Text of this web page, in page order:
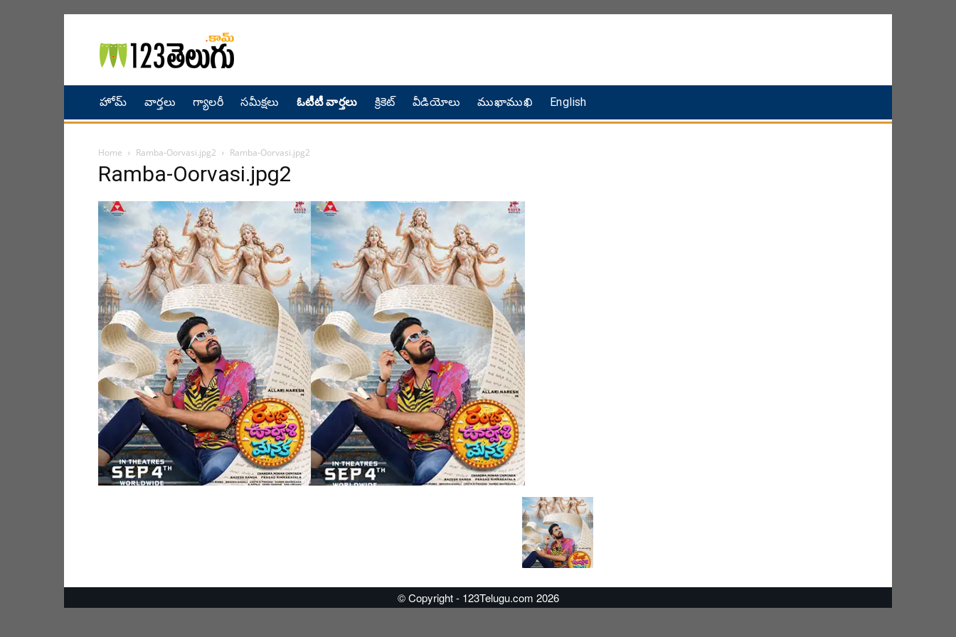
హోమ్ వార్తలు గ్యాలరీ సమీక్షలు ఓటీటీ వార్తలు క్రికెట్ వీడియోలు ముఖాముఖి English
Home Ramba-Oorvasi.jpg2 Ramba-Oorvasi.jpg2
Ramba-Oorvasi.jpg2
© Copyright - 123Telugu.com 2026